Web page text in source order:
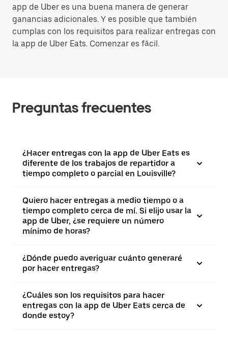
app de Uber es una buena manera de generar
ganancias adicionales. Y es posible que también
cumplas con los requisitos para realizar entregas con
la app de Uber Eats. Comenzar es fácil.
Preguntas frecuentes
¿Hacer entregas con la app de Uber Eats es
diferente de los trabajos de repartidor a
tiempo completo o parcial en Louisville?
Quiero hacer entregas a medio tiempo o a
tiempo completo cerca de mí. Si elijo usar la
app de Uber, ¿se requiere un número
mínimo de horas?
¿Dónde puedo averiguar cuánto generaré
por hacer entregas?
¿Cuáles son los requisitos para hacer
entregas con la app de Uber Eats cerca de
donde estoy?